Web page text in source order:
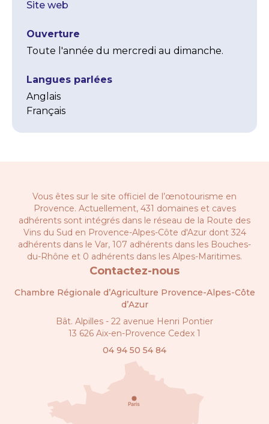
Site web
Ouverture
Toute l'année du mercredi au dimanche.
Langues parlées
Anglais
Français
Vous êtes sur le site officiel de l’œnotourisme en
Provence. Actuellement, 431 domaines et caves
adhérents sont intégrés dans le réseau de la Route des
Vins du Sud en Provence-Alpes-Côte d'Azur dont 324
adhérents dans le Var, 107 adhérents dans les Bouches-
du-Rhône et 0 adhérents dans les Alpes-Maritimes.
Contactez-nous
Chambre Régionale d’Agriculture Provence-Alpes-Côte
d’Azur
Bât. Alpilles - 22 avenue Henri Pontier
13 626 Aix-en-Provence Cedex 1
04 94 50 54 84